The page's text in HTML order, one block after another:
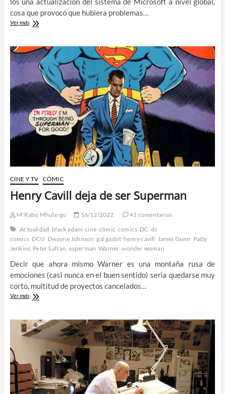
cosa que provocó que hubiera problemas…
Ver másDarkseid
fallo
informático
realidad:
DC
All
In
CINE Y TV CÓMIC
Henry Cavill deja de ser Superman
M'Rabo Mhulargo 16/12/2022
41 comentarios
Actualidad black adam cine cómic comics DC dc
comics DCU Dwayne Johnson gal gadot henry cavill James Gunn Patty
Jenkins Peter Safran superman Warner wonder woman
Decir que ahora mismo Warner es una montaña rusa de
emociones (casi nunca en el buen sentido) seria quedarse muy
corto, multitud de proyectos cancelados…
Ver másHenry
de
ser
Superman